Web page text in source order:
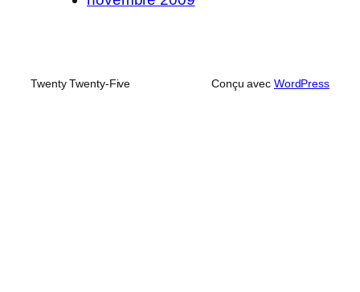
Twenty Twenty-Five Conçu avec WordPress